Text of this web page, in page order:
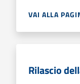
VAI ALLA
Rilascio